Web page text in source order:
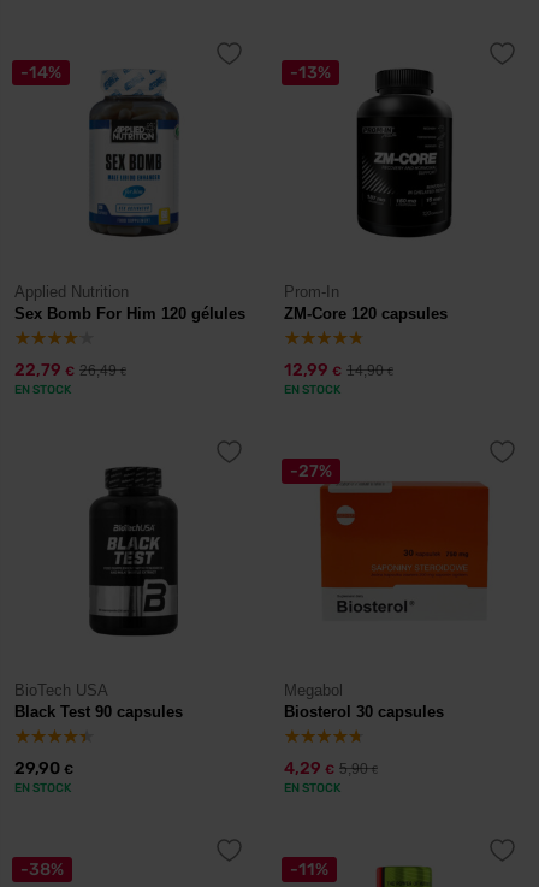
-14%
Applied Nutrition
Sex Bomb For Him 120 gélules
22,79 € 26,49€
EN STOCK
-13%
Prom-In
ZM-Core 120 capsules
12,99 € 14,90€
EN STOCK
BioTech USA
Black Test 90 capsules
29,90 €
EN STOCK
-27%
Megabol
Biosterol 30 capsules
4,29 € 5,90€
EN STOCK
-38% -11%